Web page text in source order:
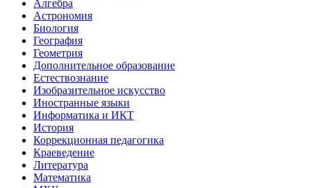
Алгебра
Астрономия
Биология
География
Геометрия
Дополнительное образование
Естествознание
Изобразительное искусство
Иностранные языки
Информатика и ИКТ
История
Коррекционная педагогика
Краеведение
Литература
Математика